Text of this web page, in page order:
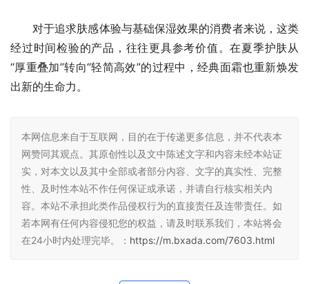
对于追求肤感体验与基础保湿效果的消费者来说，这类
经过时间检验的产品，往往更具参考价值。在夏季护肤从
“厚重叠加”转向“轻简高效”的过程中，经典面霜也重新焕发
出新的生命力。
本网信息来自于互联网，目的在于传递更多信息，并不代表本
网赞同其观点。其原创性以及文中陈述文字和内容未经本站证
实，对本文以及其中全部或者部分内容、文字的真实性、完整
性、及时性本站不作任何保证或承诺，并请自行核实相关内
容。本站不承担此类作品侵权行为的直接责任及连带责任。如
若本网有任何内容侵犯您的权益，请及时联系我们，本站将会
在24小时内处理完毕。： https://m.bxada.com/7603.html